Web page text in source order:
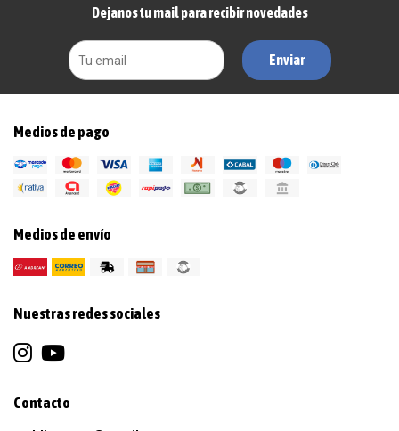
Dejanos tu mail para recibir novedades
Enviar
Medios de pago
Medios de envío
Nuestras redes sociales
Contacto